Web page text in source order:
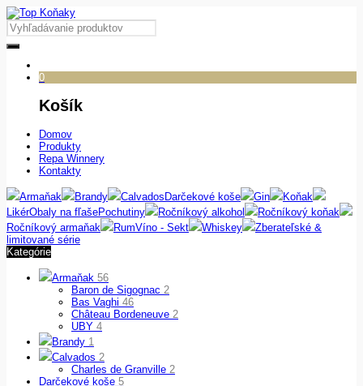
0
Košík
Domov
Produkty
Repa Winnery
Kontakty
Armaňak Brandy Calvados Darčekové koše Gin
Koňak
LikérObaly na fľašePochutiny Ročníkový alkohol
Ročníkový koňak
Ročníkový armaňak
RumVíno - Sekt Whiskey
Zberateľské &
limitované série
Kategórie
Armaňak 56
Baron de Sigognac 2
Bas Vaghi 46
Château Bordeneuve 2
UBY 4
Brandy 1
Calvados 2
Charles de Granville 2
Darčekové koše 5